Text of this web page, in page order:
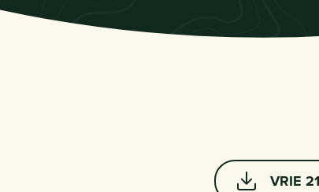
VRIE